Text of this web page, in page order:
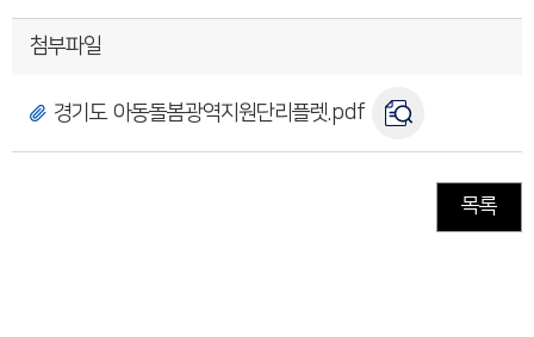
첨부파일
경기도 아동돌봄광역지원단리플렛.pdf
목록